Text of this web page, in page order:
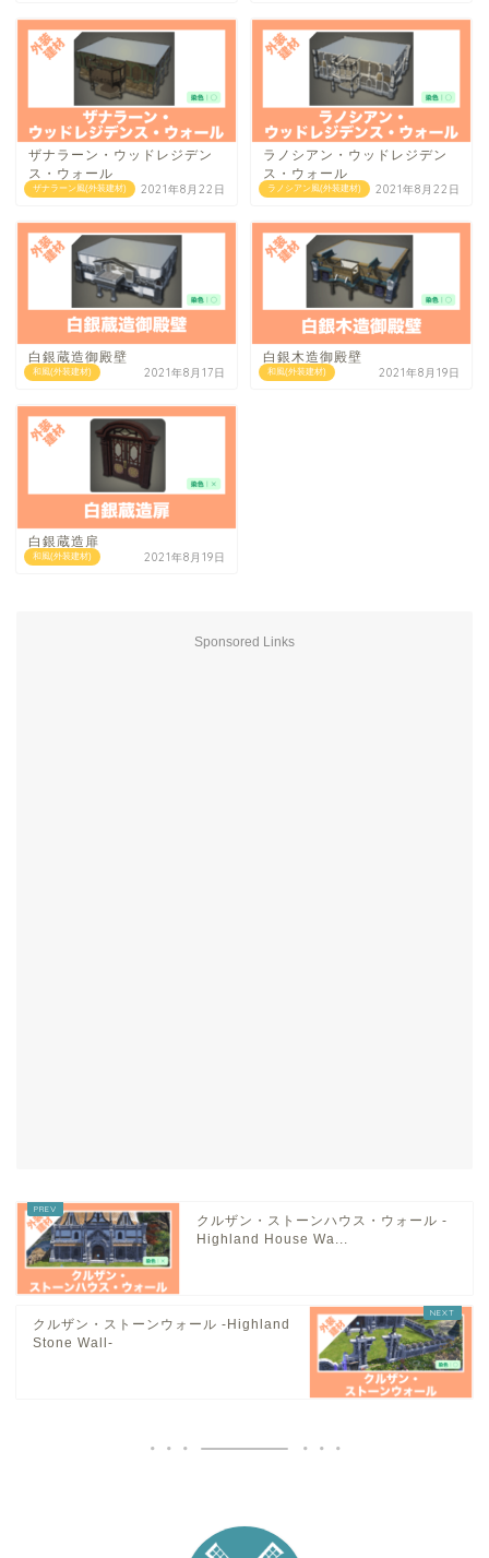
ザナラーン風(外装建材)
ザナラーン・ウッドレジデン
ス・ウォール
2021年8月22日 ラノシアン風(外装建材)
ラノシアン・ウッドレジデン
ス・ウォール
2021年8月22日
和風(外装建材)
白銀蔵造御殿壁
2021年8月17日 和風(外装建材)
白銀木造御殿壁
2021年8月19日
和風(外装建材)
白銀蔵造扉
2021年8月19日
Sponsored Links
クルザン・ストーンハウス・ウォール -
Highland House Wa...
クルザン・ストーンウォール -Highland
Stone Wall-